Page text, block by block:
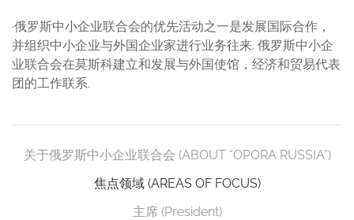
·俄罗斯中小企业联合会的优先活动之一是发展国际合作，
并组织中小企业与外国企业家进行业务往来. 俄罗斯中小企
业联合会在莫斯科建立和发展与外国使馆，经济和贸易代表
团的工作联系.
关于俄罗斯中小企业联合会 (ABOUT “OPORA RUSSIA”)
焦点领域 (AREAS OF FOCUS)
主席 (President)